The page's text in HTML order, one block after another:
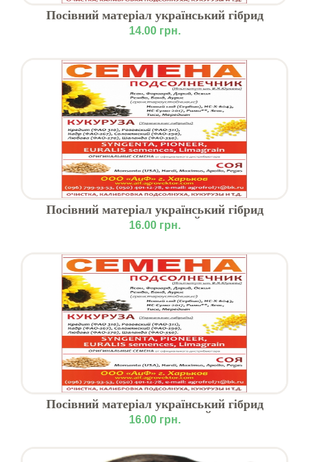
Посівний матеріал український гібрид
кукурудзи Любава ФАО-279
14.00 грн.
Посівний матеріал український гібрид
кукурудзи РОЗОВСЬКИЙ ФАО-311
16.00 грн.
Посівний матеріал український гібрид
кукурудзи СОЛОНЯНСЬКИЙ ФАО-310
16.00 грн.